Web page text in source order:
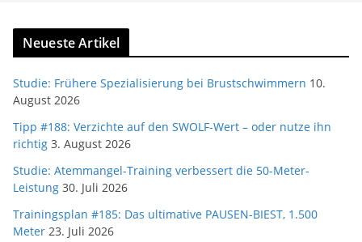
Neueste Artikel
Studie: Frühere Spezialisierung bei Brustschwimmern 10.
August 2026
Tipp #188: Verzichte auf den SWOLF-Wert – oder nutze ihn
richtig 3. August 2026
Studie: Atemmangel-Training verbessert die 50-Meter-
Leistung 30. Juli 2026
Trainingsplan #185: Das ultimative PAUSEN-BIEST, 1.500
Meter 23. Juli 2026